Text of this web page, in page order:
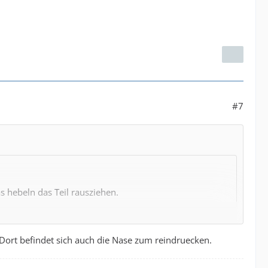
#7
hebeln das Teil rausziehen.
befindet sich auch die Nase zum reindruecken.